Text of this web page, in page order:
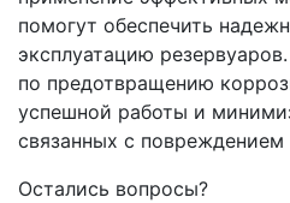
помогут обеспечить
эксплуатацию
по предотвращению
успешной работы и
связанных с повреждением
Остались вопросы?